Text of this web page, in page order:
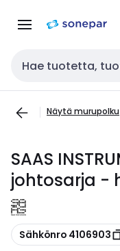
navigointiinsisältöön
Haku
Näytä murupolku
SAAS
johtosarja -
Kopioi
Sähkönro 4106903